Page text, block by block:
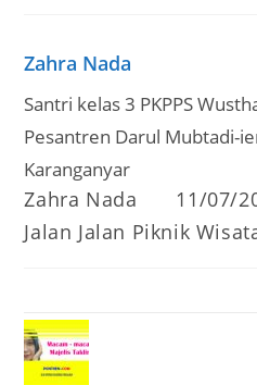
Zahra Nada
Santri kelas 3 PKPPS
Pesantren Darul Mubtadi-
Karanganyar
Post
Zahra Nada
Post
11/07/
Post
category:
Jalan Jalan Piknik